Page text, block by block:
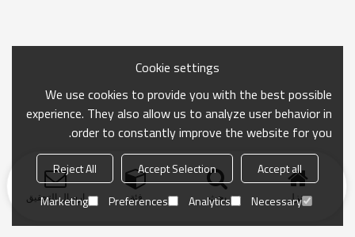
منزل بحث فئة ارسال التحقيق
Cookie settings
We use cookies to provide you with the best possible
experience. They also allow us to analyze user behavior in
order to constantly improve the website for you.
Accept all
Accept Selection
Reject All
Necessary
Analytics
Preferences
Marketing